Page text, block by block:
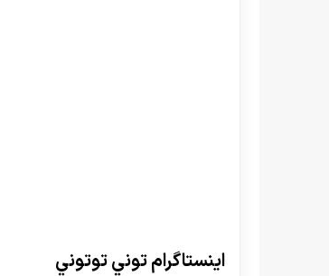
اينستاگرام توني توتوني